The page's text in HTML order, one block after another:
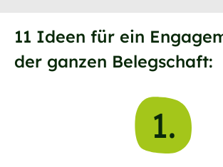
11 Ideen für ein
der ganzen Belegschaft:
1.